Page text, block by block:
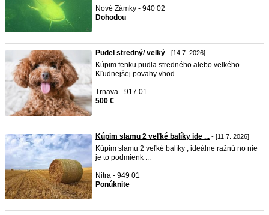
Nové Zámky - 940 02
Dohodou
Pudel stredný/ velký - [14.7. 2026]
Kúpim fenku pudla stredného alebo velkého.
Kľudnejšej povahy vhod ...
Trnava - 917 01
500 €
Kúpim slamu 2 veľké balíky ide ... - [11.7. 2026]
Kúpim slamu 2 veľké balíky , ideálne ražnú no nie
je to podmienk ...
Nitra - 949 01
Ponúknite